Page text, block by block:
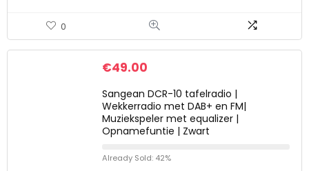
0
€49.00
Sangean DCR-10 tafelradio |
Wekkerradio met DAB+ en FM|
Muziekspeler met equalizer |
Opnamefuntie | Zwart
Already Sold: 42%